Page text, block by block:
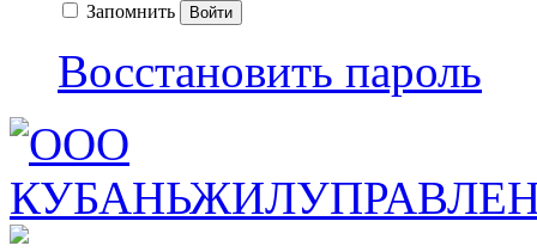
Запомнить Войти
Восстановить пароль